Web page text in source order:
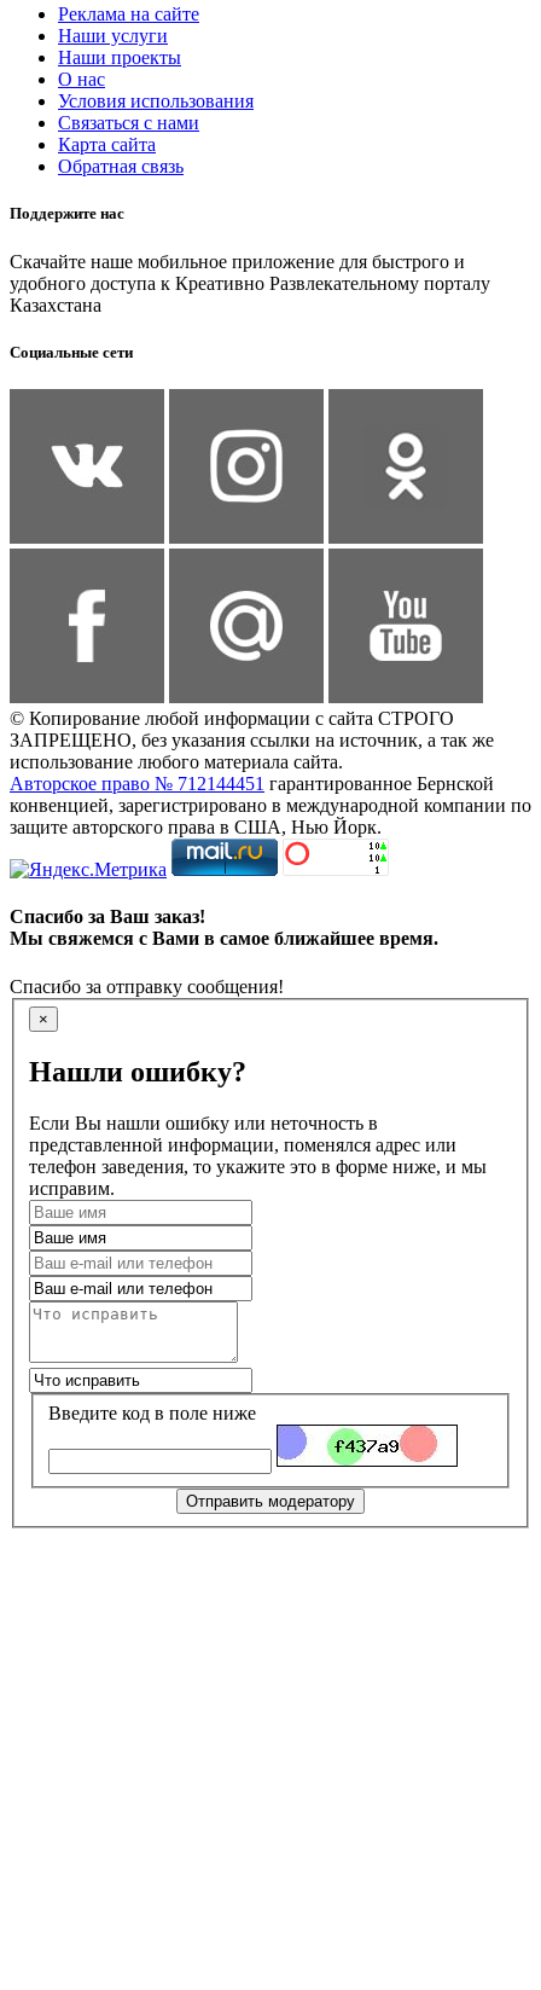
Реклама на сайте
Наши услуги
Наши проекты
О нас
Условия использования
Связаться с нами
Карта сайта
Обратная связь
Поддержите нас
Скачайте наше мобильное приложение для быстрого и
удобного доступа к Креативно Развлекательному порталу
Казахстана
Социальные сети
© Копирование любой информации с сайта СТРОГО
ЗАПРЕЩЕНО, без указания ссылки на источник, а так же
использование любого материала сайта.
Авторское право № 712144451 гарантированное Бернской
конвенцией, зарегистрировано в международной компании по
защите авторского права в США, Нью Йорк.
Спасибо за Ваш заказ!
Мы свяжемся с Вами в самое ближайшее время.
Спасибо за отправку сообщения!
×
Нашли ошибку?
Если Вы нашли ошибку или неточность в
представленной информации, поменялся адрес или
телефон заведения, то укажите это в форме ниже, и мы
исправим.
Введите код в поле ниже
Отправить модератору